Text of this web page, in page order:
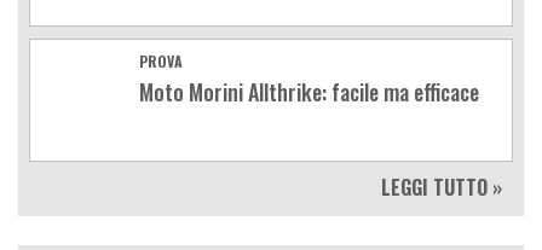
PROVA
Moto Morini Allthrike: facile ma efficace
LEGGI TUTTO »